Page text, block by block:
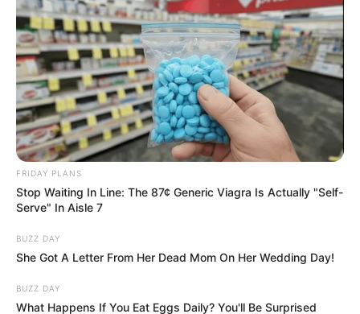
FRIDAY PLANS
Stop Waiting In Line: The 87¢ Generic Viagra Is Actually "Self-
Serve" In Aisle 7
BUZZ DAY
She Got A Letter From Her Dead Mom On Her Wedding Day!
BUZZ DAY
What Happens If You Eat Eggs Daily? You'll Be Surprised